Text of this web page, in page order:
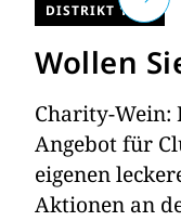
DISTRIKT 1890
Wollen
Charity-Wein:
Angebot für
eigenen
Aktionen an